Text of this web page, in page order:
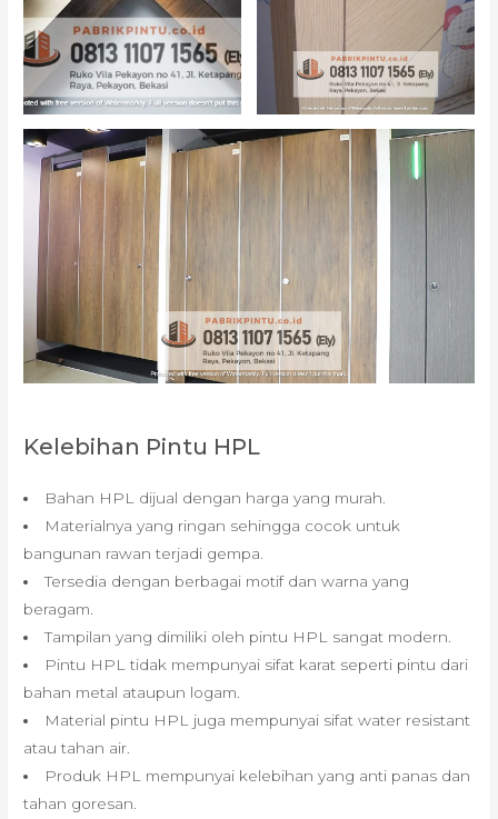
Kelebihan Pintu HPL
Bahan HPL dijual dengan harga yang murah.
Materialnya yang ringan sehingga cocok untuk
bangunan rawan terjadi gempa.
Tersedia dengan berbagai motif dan warna yang
beragam.
Tampilan yang dimiliki oleh pintu HPL sangat modern.
Pintu HPL tidak mempunyai sifat karat seperti pintu dari
bahan metal ataupun logam.
Material pintu HPL juga mempunyai sifat water resistant
atau tahan air.
Produk HPL mempunyai kelebihan yang anti panas dan
tahan goresan.